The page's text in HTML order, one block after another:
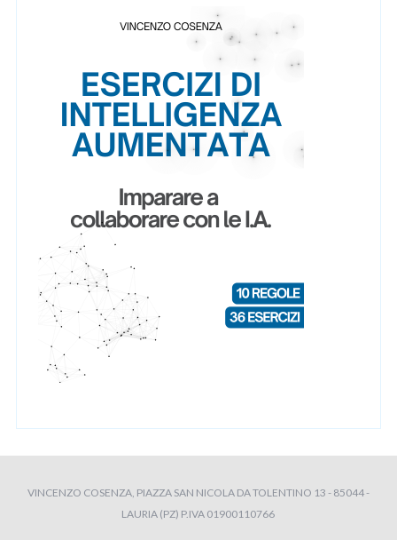
VINCENZO COSENZA, PIAZZA SAN NICOLA DA TOLENTINO 13 - 85044 -
LAURIA (PZ) P.IVA 01900110766